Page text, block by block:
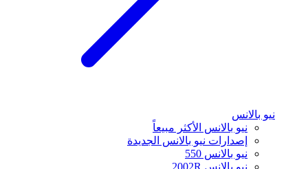
نيو بالانس
نيو بالانس الأكثر مبيعاً
إصدارات نيو بالانس الجديدة
نيو بالانس 550
نيو بالانس 2002R